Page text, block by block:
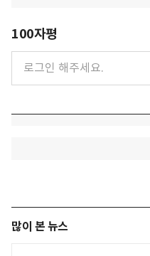
100자평
많이 본 뉴스